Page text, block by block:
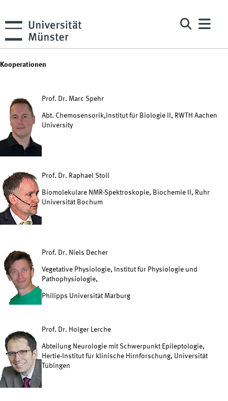
Kooperationen
Prof. Dr. Marc Spehr
Abt. Chemosensorik,Institut für Biologie II, RWTH Aachen
University
Prof. Dr. Raphael Stoll
Biomolekulare NMR-Spektroskopie, Biochemie II, Ruhr
Universität Bochum
Prof. Dr. Niels Decher
Vegetative Physiologie, Institut für Physiologie und
Pathophysiologie,
Philipps Universität Marburg
Prof. Dr. Holger Lerche
Abteilung Neurologie mit Schwerpunkt Epileptologie,
Hertie-Institut für klinische Hirnforschung, Universität
Tübingen